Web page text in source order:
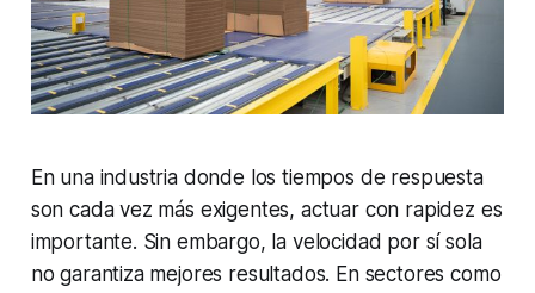
En una industria donde los tiempos de respuesta
son cada vez más exigentes, actuar con rapidez es
importante. Sin embargo, la velocidad por sí sola
no garantiza mejores resultados. En sectores como